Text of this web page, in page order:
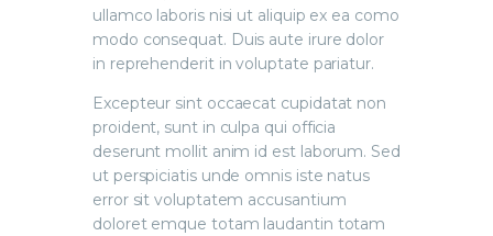
ullamco laboris nisi ut aliquip ex ea como
modo consequat. Duis aute irure dolor
in reprehenderit in voluptate pariatur.
Excepteur sint occaecat cupidatat non
proident, sunt in culpa qui officia
deserunt mollit anim id est laborum. Sed
ut perspiciatis unde omnis iste natus
error sit voluptatem accusantium
doloret emque totam laudantin totam